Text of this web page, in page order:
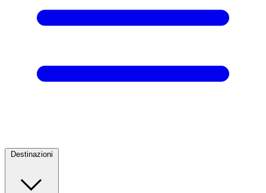
Destinazioni